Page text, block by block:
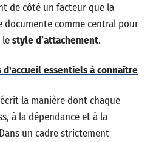
de côté un facteur que la
documente comme central pour
lestyle d’attachement.
d'accueil essentiels à connaître
la manière dont chaque
à la dépendance et à la
un cadre strictement